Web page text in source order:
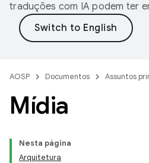
traduções com IA podem ter
AOSP Documentos Assuntos
Mídia
Nesta página
Arquitetura